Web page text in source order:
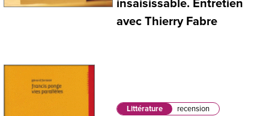
insaisissable. Entretien
avec Thierry Fabre
Littérature recension